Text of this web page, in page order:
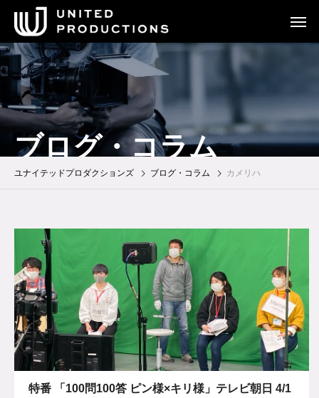
ブログ・コラム
ユナイテッドプロダクションズ ブログ・コラム カメリハ
特番 「100問100答 ピン様×キリ様」テレビ朝日 4/1